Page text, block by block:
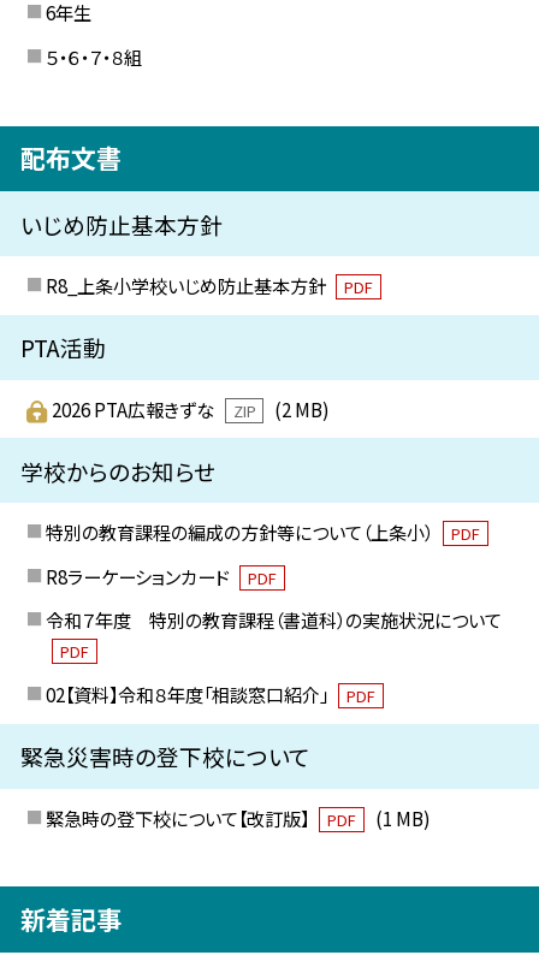
6年生
５・６・７・８組
配布文書
いじめ防止基本方針
R8_上条小学校いじめ防止基本方針 PDF
PTA活動
2026 PTA広報きずな ZIP (2 MB)
学校からのお知らせ
特別の教育課程の編成の方針等について（上条小） PDF
R8ラーケーションカード PDF
令和７年度 特別の教育課程（書道科）の実施状況について
PDF
02【資料】令和８年度「相談窓口紹介」 PDF
緊急災害時の登下校について
緊急時の登下校について【改訂版】 PDF (1 MB)
新着記事